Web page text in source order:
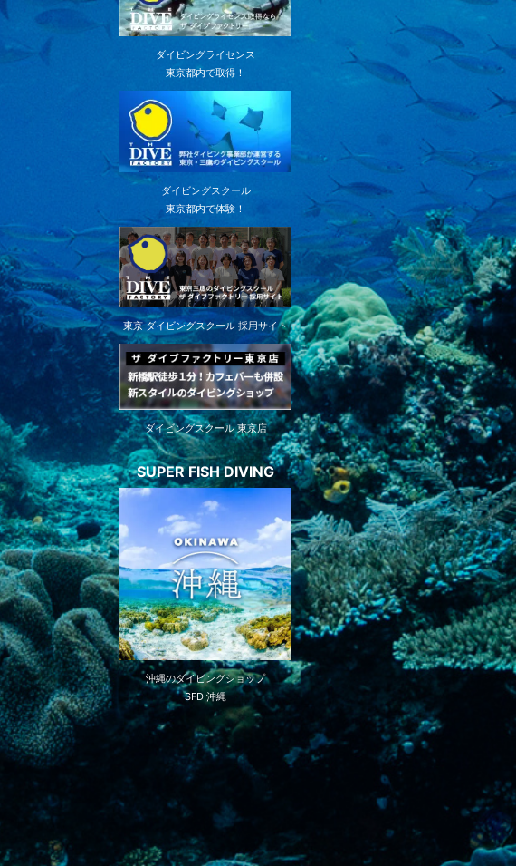
ダイビングライセンス
東京都内で取得！
ダイビングスクール
東京都内で体験！
東京 ダイビングスクール 採用サイト
ダイビングスクール 東京店
SUPER FISH DIVING
沖縄のダイビングショップ
SFD 沖縄